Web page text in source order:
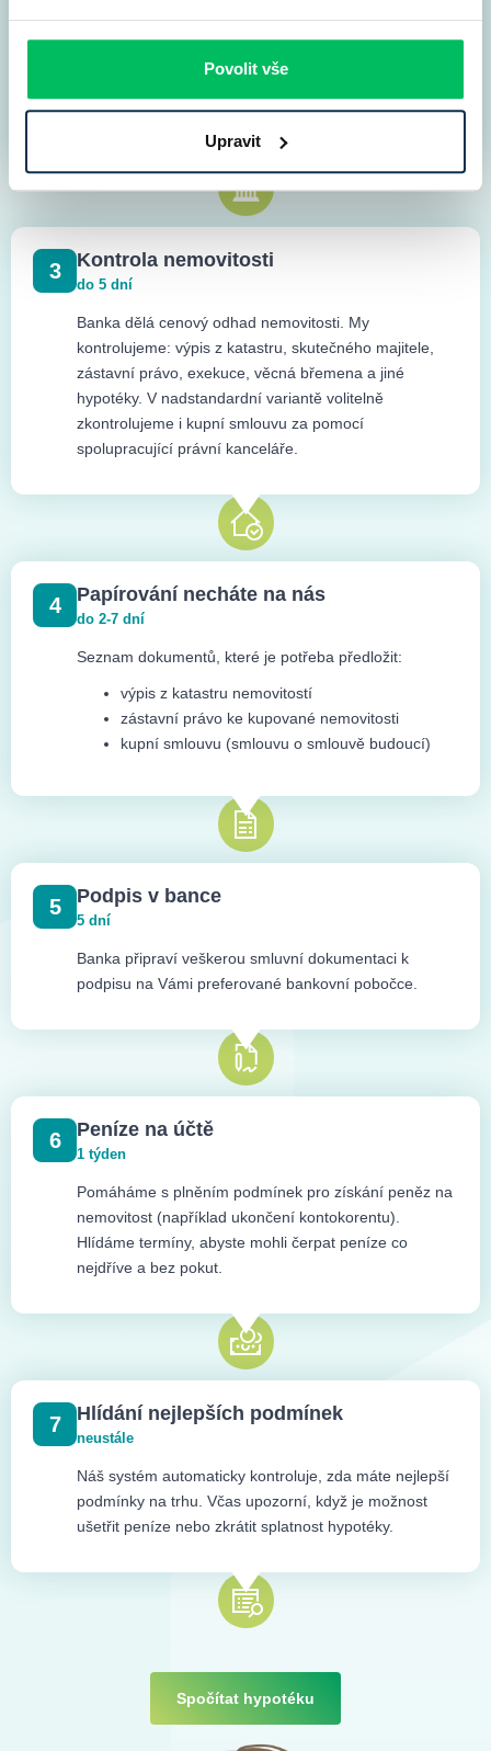
Povolit vše
Upravit
Nezávazná poptávka do banky. Ověření dodaných
podkladů, ověření totožnosti. Banka v této fázi
všechny nutné podklady.
3 Kontrola nemovitosti
do 5 dní
Banka dělá cenový odhad nemovitosti. My
kontrolujeme: výpis z katastru, skutečného majitele,
zástavní právo, exekuce, věcná břemena a jiné
hypotéky. V nadstandardní variantě volitelně
zkontrolujeme i kupní smlouvu za pomocí
spolupracující právní kanceláře.
4 Papírování necháte na nás
do 2-7 dní
Seznam dokumentů, které je potřeba předložit:
výpis z katastru nemovitostí
zástavní právo ke kupované nemovitosti
kupní smlouvu (smlouvu o smlouvě budoucí)
5 Podpis v bance
5 dní
Banka připraví veškerou smluvní dokumentaci k
podpisu na Vámi preferované bankovní pobočce.
6 Peníze na účtě
1 týden
Pomáháme s plněním podmínek pro získání peněz na
nemovitost (například ukončení kontokorentu).
Hlídáme termíny, abyste mohli čerpat peníze co
nejdříve a bez pokut.
7 Hlídání nejlepších podmínek
neustále
Náš systém automaticky kontroluje, zda máte nejlepší
podmínky na trhu. Včas upozorní, když je možnost
ušetřit peníze nebo zkrátit splatnost hypotéky.
Spočítat hypotéku